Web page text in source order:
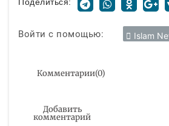
Войти с помощью: Islam
Комментарии(0)
Добавить
комментарий